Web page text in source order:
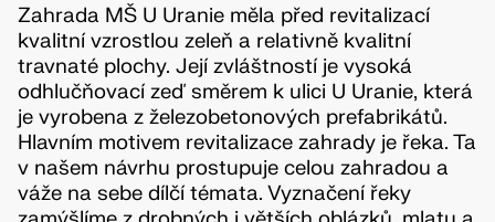
Zahrada MŠ U Uranie měla před revitalizací
kvalitní vzrostlou zeleň a relativně kvalitní
travnaté plochy. Její zvláštností je vysoká
odhlučňovací zeď směrem k ulici U Uranie, která
je vyrobena z železobetonových prefabrikátů.
Hlavním motivem revitalizace zahrady je řeka. Ta
v našem návrhu prostupuje celou zahradou a
váže na sebe dílčí témata. Vyznačení řeky